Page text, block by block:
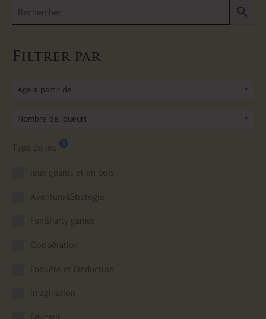
Filtrer par
Age à partir de
Nombre de joueurs
Type de jeu
jeux géants et en bois
Aventure&Stratégie
Fun&Party games
Coopération
Enquête et Déduction
Imagination
Éducatif